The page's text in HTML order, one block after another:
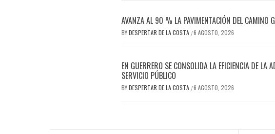
AVANZA AL 90 % LA PAVIMENTACIÓN DEL CAMINO
BYDESPERTAR DE LA COSTA /6 AGOSTO, 2026
EN GUERRERO SE CONSOLIDA LA EFICIENCIA DE
SERVICIO PÚBLICO
BYDESPERTAR DE LA COSTA /6 AGOSTO, 2026